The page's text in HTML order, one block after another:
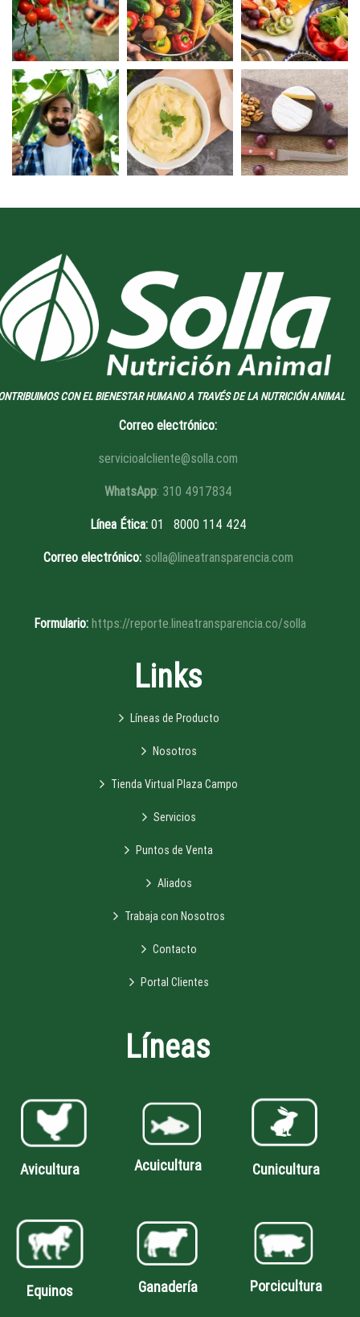
CON EL BIENESTAR HUMANO A TRAVÉS DE LA NUTRICIÓN ANIMAL
Correo electrónico:
servicioalcliente@solla.com
WhatsApp: 310 4917834
Línea Ética:01 8000 114 424
Correo electrónico: solla@lineatransparencia.com
Formulario: https://reporte.lineatransparencia.co/solla
Links
Líneas de Producto
Nosotros
Tienda Virtual Plaza Campo
Servicios
Puntos de Venta
Aliados
Trabaja con Nosotros
Contacto
Portal Clientes
Líneas
Avicultura Acuicultura Cunicultura
Equinos Ganadería Porcicultura